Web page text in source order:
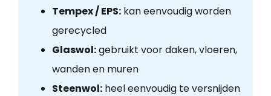
Tempex / EPS:kan eenvoudig worden
gerecycled
Glaswol:gebruikt voor daken, vloeren,
wanden en muren
Steenwol:heel eenvoudig te versnijden